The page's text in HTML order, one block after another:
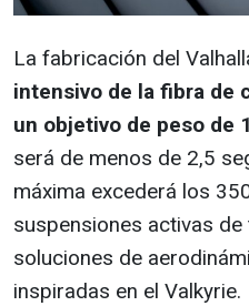
La fabricación del
intensivo de la fibra de
un objetivo de peso de
será de menos de 2,5
máxima excederá los
suspensiones activas
soluciones de
inspiradas en el Valkyrie.